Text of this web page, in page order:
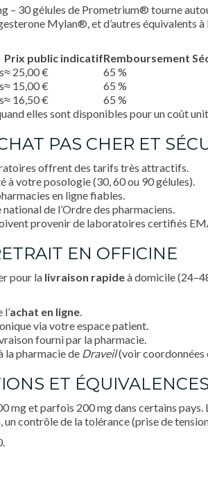
– 30 gélules de Prometrium® tourne
Mylan®, et d’autres équivalents
Prix public indicatifRemboursement
≈ 25,00 € 65 %
≈ 15,00 € 65 %
≈ 16,50 € 65 %
elles sont disponibles pour un coût
PAS CHER ET
offrent des tarifs très attractifs.
à votre posologie (30, 60 ou 90 gélules).
en ligne fiables.
de l’Ordre des pharmaciens.
provenir de laboratoires certifiés
EN OFFICINE
pour la livraison rapideà domicile
achat en ligne.
via votre espace patient.
fourni par la pharmacie.
la pharmacie de Draveil(voir coordonnées
ET
et parfois 200 mg dans certains
contrôle de la tolérance (prise de